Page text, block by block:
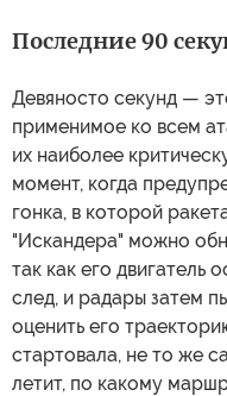
Последние 90
Девяносто секунд —
применимое ко всем
их наиболее
момент, когда
гонка, в которой
"Искандера" можно
так как его двигатель
след, и радары затем
оценить его
стартовала, не то же
летит, по какому